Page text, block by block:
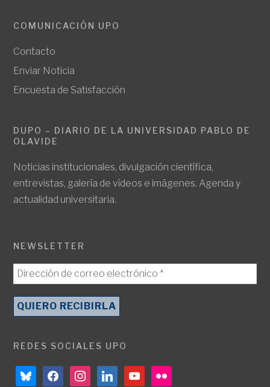
COMUNICACIÓN UPO
Contacto
Enviar Noticia
Encuesta de Satisfacción
DUPO – DIARIO DE LA UNIVERSIDAD PABLO DE
OLAVIDE
Noticias institucionales, divulgación científica,
entrevistas, galería de vídeos e imágenes. Agenda y
actualidad universitaria.
NEWSLETTER
REDES SOCIALES UPO
blueskyfacebookinstagramlinkedinyoutubeflickr